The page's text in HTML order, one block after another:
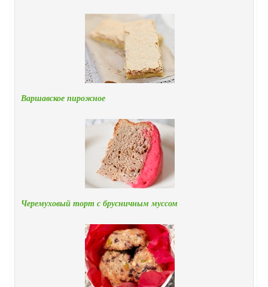
Варшавское пирожное
Черемуховый торт с брусничным муссом